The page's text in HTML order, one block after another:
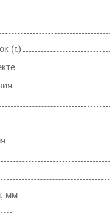
(г.)
мм